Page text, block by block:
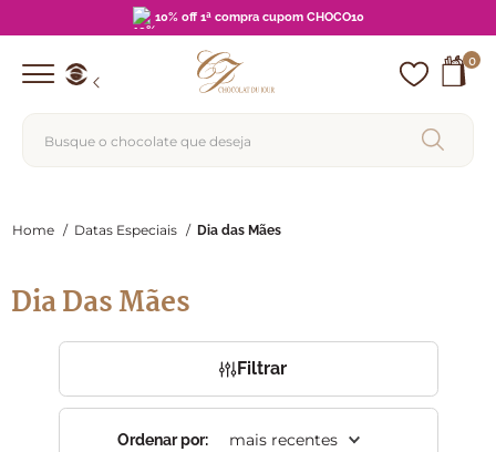
10% off 1ª compra cupom CHOCO10
0
Busque o chocolate que deseja
Home / Datas Especiais / Dia das Mães
Dia Das Mães
Filtrar
Ordenar por: mais recentes
1º
4º
lata
5º
pipoca